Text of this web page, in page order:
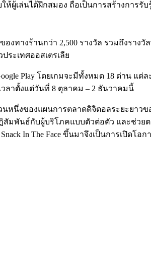
ผู้เล่นได้ฝึกสมอง ถือเป็นการสร้างการรั
ทางร้านกว่า 2,500 รางวัล รวมถึงราง
ระเทศออสเตรเลีย
Play โดยเกมจะมีทั้งหมด 18 ด่าน
ลาตั้งแต่วันที่ 8 ตุลาคม – 2 ธันวาคมนี้
วนหนึ่งของแผนการตลาดดิจิตอลระยะย
พันธ์กับผู้บริโภคแบบตัวต่อตัว และช่วย
In The Face ขึ้นมาจึงเป็นการเปิ